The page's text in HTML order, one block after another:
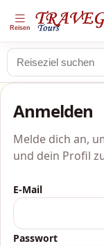
Reisen
Anmelden
Melde dich an,
und dein Profil
E-Mail
Passwort